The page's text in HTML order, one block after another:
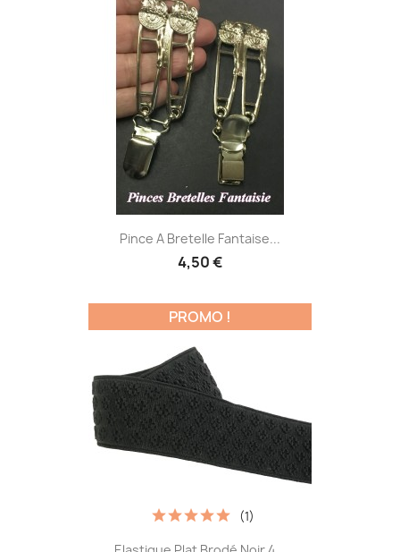
Pince A Bretelle Fantaise...
4,50 €
(1)
PROMO !